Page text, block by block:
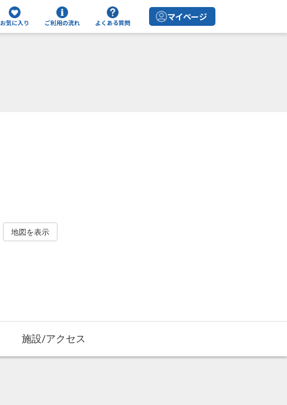
お気に入り ご利用の流れ よくある質問 マイページ
地図を表示
施設/アクセス